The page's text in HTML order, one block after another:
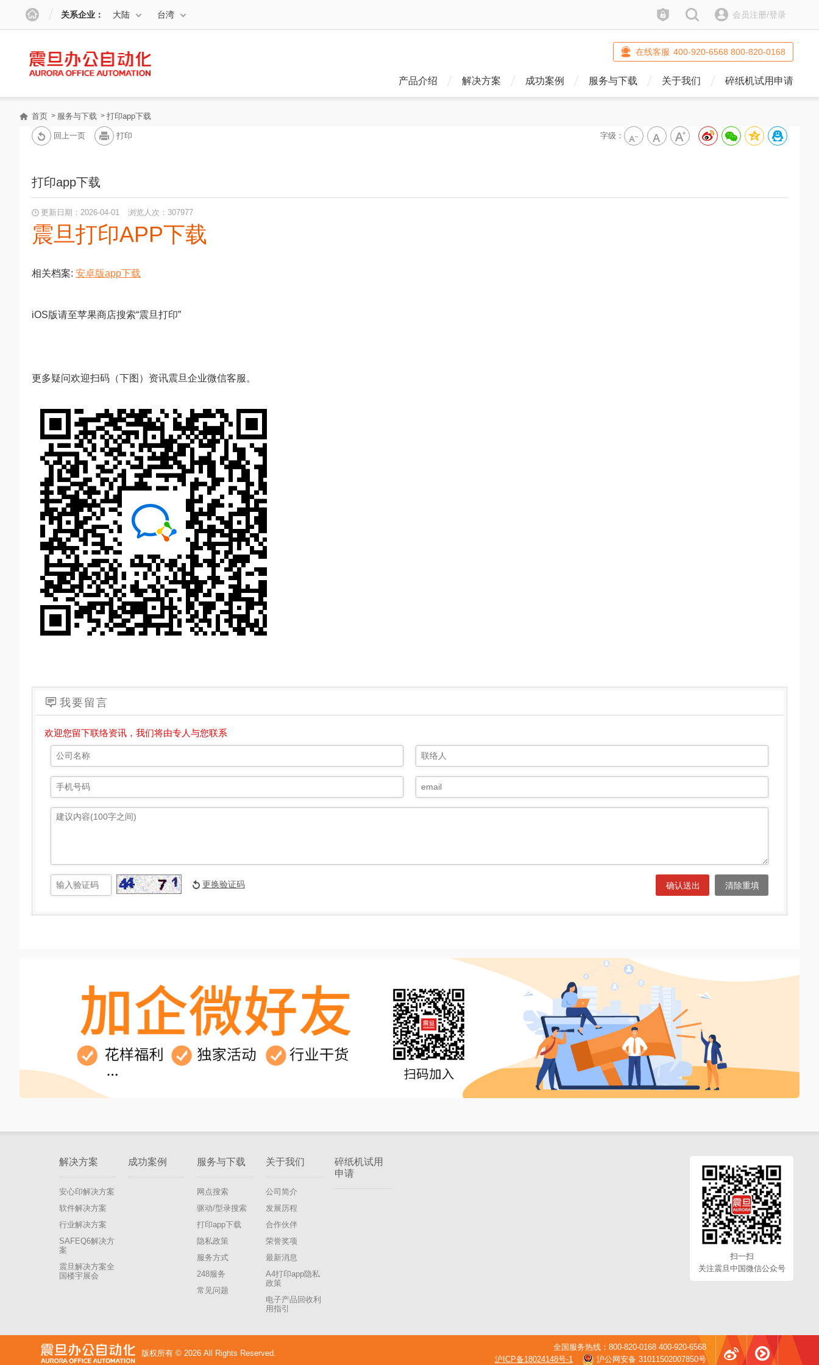
关系企业： 大陆 台湾 防伪查询 搜索 会员注册/登录
在线客服 400-920-6568 800-820-0168
产品介绍 解决方案 成功案例 服务与下载 关于我们 碎纸机试用申请
首页 服务与下载 打印app下载
回上一页 打印 字级：
打印app下载
更新日期：2026-04-01 浏览人次：307977
震旦打印APP下载
相关档案: 安卓版app下载
iOS版请至苹果商店搜索“震旦打印”
更多疑问欢迎扫码（下图）资讯震旦企业微信客服。
我要留言
欢迎您留下联络资讯，我们将由专人与您联系
解决方案
安心印解决方案
软件解决方案
行业解决方案
SAFEQ6解决方
案
震旦解决方案全
国楼宇展会
成功案例 服务与下载
网点搜索
驱动/型录搜索
打印app下载
隐私政策
服务方式
248服务
常见问题
关于我们
公司简介
发展历程
合作伙伴
荣誉奖项
最新消息
A4打印app隐私
政策
电子产品回收利
用指引
碎纸机试用
申请
扫一扫
关注震旦中国微信公众号
版权所有 © 2026 All Rights Reserved.
全国服务热线：800-820-0168 400-920-6568
沪公网安备 31011502007850号
沪ICP备18024148号-1